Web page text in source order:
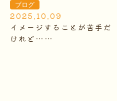
ブログ
2025.10.09
イメージすることが苦手だ
けれど……